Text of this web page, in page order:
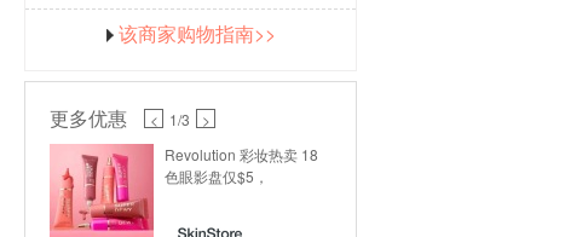
该商家购物指南>>
更多优惠 < 1/3
>
Revolution 彩妆热卖 18
色眼影盘仅$5，